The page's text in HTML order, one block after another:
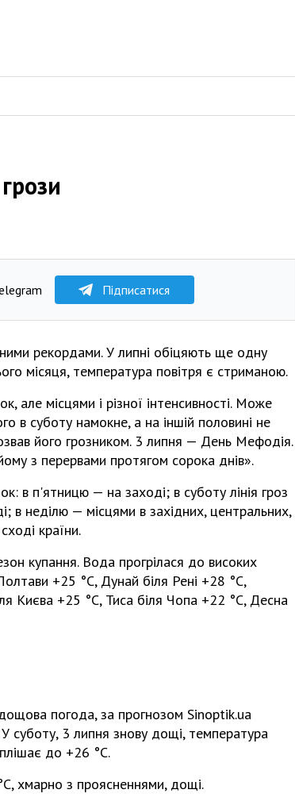
Підписатися
рекордами. У липні обіцяють ще одну
місяця, температура повітря є стриманою.
але місцями і різної інтенсивності. Може
в суботу намокне, а на іншій половині не
його грозником. 3 липня — День Мефодія.
з перервами протягом сорока днів».
в п'ятницю — на заході; в суботу лінія гроз
в неділю — місцями в західних, центральних,
країни.
купання. Вода прогрілася до високих
+25 °С, Дунай біля Рені +28 °С,
Києва +25 °С, Тиса біля Чопа +22 °С, Десна
погода, за прогнозом Sinoptik.ua
суботу, 3 липня знову дощі, температура
до +26 °С.
хмарно з проясненнями, дощі.